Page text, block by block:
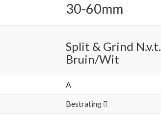
30-60mm
Split & Grind N.v.t.
Bruin/Wit
A
Bestrating